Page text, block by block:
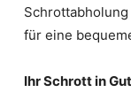
für eine
Ihr Schrott in